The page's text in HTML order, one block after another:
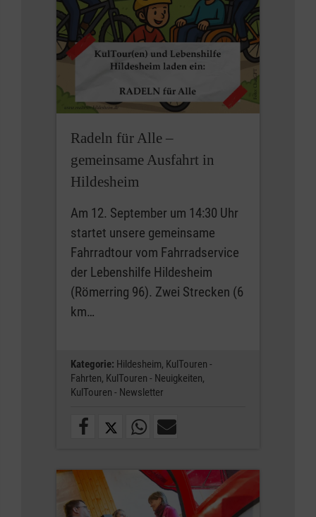
Radeln für Alle –
gemeinsame Ausfahrt in
Hildesheim
Am 12. September um 14:30 Uhr
startet unsere gemeinsame
Fahrradtour vom Fahrradservice
der Lebenshilfe Hildesheim
(Römerring 96). Zwei Strecken (6
km…
Kategorie: Hildesheim, KulTouren -
Fahrten, KulTouren - Neuigkeiten,
KulTouren - Newsletter